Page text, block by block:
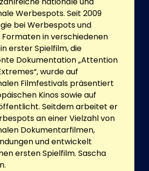
Werbespots. Seit 2009
bei Werbespots und
in verschiedenen
erster Spielfilm, die
Dokumentation „Attention
wurde auf
Filmfestivals präsentiert
Kinos sowie auf
Seitdem arbeitet er
an einer Vielzahl von
Dokumentarfilmen,
und entwickelt
ersten Spielfilm. Sascha